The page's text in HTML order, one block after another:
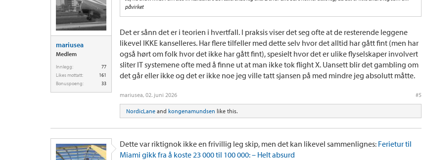
mariusea
Medlem
Innlegg:
77
Likes mottatt:
161
Bonuspoeng:
33
påvirket
Det er sånn det er i teorien i hvertfall. I praksis viser det seg ofte at de resterende leggene
likevel IKKE kanselleres. Har flere tilfeller med dette selv hvor det alltid har gått fint (men har
også hørt om folk hvor det ikke har gått fint), spesielt hvor det er ulike flyselskaper involvert
sliter IT systemene ofte med å finne ut at man ikke tok flight X. Uansett blir det gambling om
det går eller ikke og det er ikke noe jeg ville tatt sjansen på med mindre jeg absolutt måtte.
mariusea, 02. juni 2026 #5
NordicLane and kongenamundsen like this.
Dette var riktignok ikke en frivillig leg skip, men det kan likevel sammenlignes: Ferietur til
Miami gikk fra å koste 23 000 til 100 000: – Helt absurd